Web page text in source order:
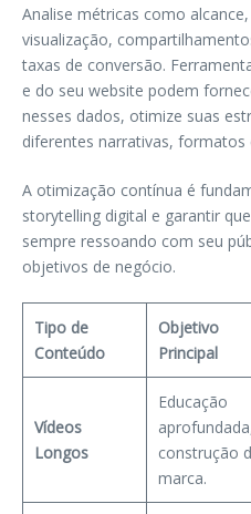
Analise métricas como
visualização,
taxas de conversão.
e do seu website podem
nesses dados, otimize suas
diferentes narrativas, formatos
A otimização contínua é
storytelling digital e garantir
sempre ressoando com seu
objetivos de negócio.
Tipo de
Conteúdo
Objetivo
Principal
Vídeos
Longos
Educação
construção
marca.